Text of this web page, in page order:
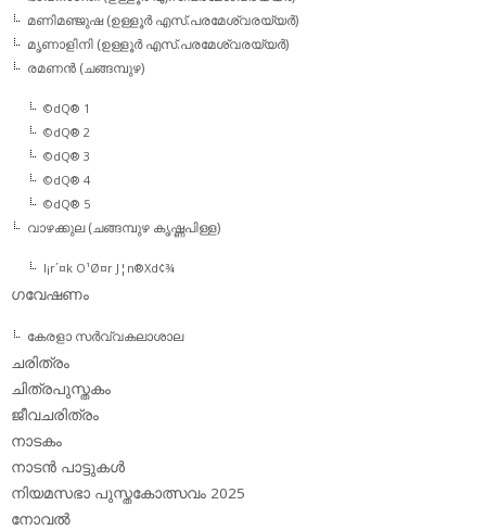
മണിമഞ്ജുഷ (ഉള്ളൂര്‍ എസ്.പരമേശ്വരയ്യര്‍)
മൃണാളിനി (ഉള്ളൂര്‍ എസ്.പരമേശ്വരയ്യര്‍)
രമണന്‍ (ചങ്ങമ്പുഴ)
©dQ® 1
©dQ® 2
©dQ® 3
©dQ® 4
©dQ® 5
വാഴക്കുല (ചങ്ങമ്പുഴ കൃഷ്ണപിള്ള)
l¡r´¤k O¹Ø¤r J¦n®Xd¢¾
ഗവേഷണം
കേരളാ സര്‍വ്വകലാശാല
ചരിത്രം
ചിത്രപുസ്തകം
ജീവചരിത്രം
നാടകം
നാടന്‍ പാട്ടുകള്‍
നിയമസഭാ പുസ്തകോത്സവം 2025
നോവല്‍